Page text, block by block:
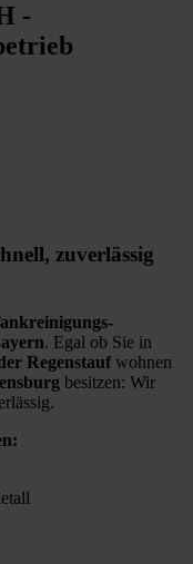
-
zuverlässig
. Egal ob Sie in
Regenstaufwohnen
besitzen: Wir